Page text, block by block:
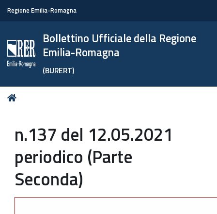
Regione Emilia-Romagna
Bollettino Ufficiale della Regione
Emilia-Romagna
(BURERT)
Tu
n.137 del 12.05.2021
periodico (Parte
Seconda)